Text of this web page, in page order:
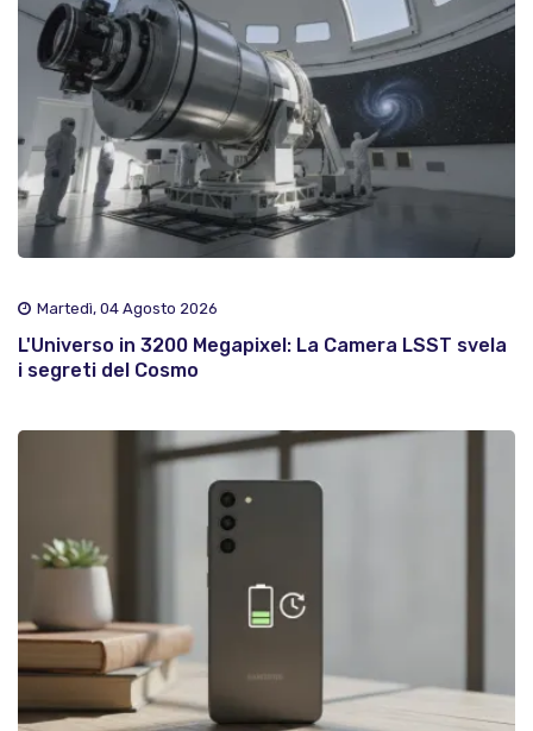
Martedì, 04 Agosto 2026
L'Universo in 3200 Megapixel: La Camera LSST svela
i segreti del Cosmo